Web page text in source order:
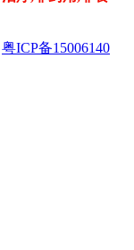
粤ICP备15006140